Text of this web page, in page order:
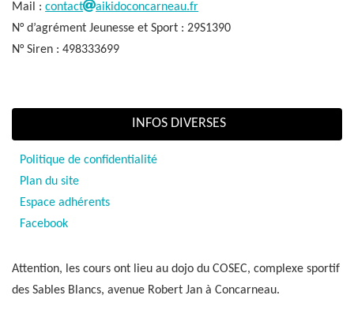
Mail : contact
aikidoconcarneau.fr
N° d’agrément Jeunesse et Sport : 29S1390
N° Siren : 498333699
INFOS DIVERSES
Politique de confidentialité
Plan du site
Espace adhérents
Facebook
Attention, les cours ont lieu au dojo du COSEC, complexe sportif
des Sables Blancs, avenue Robert Jan à Concarneau.